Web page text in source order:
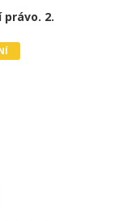
právo. 2.